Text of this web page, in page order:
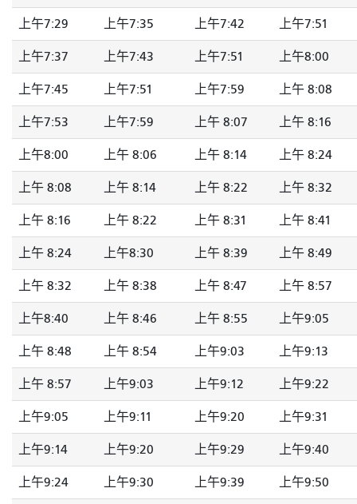
上午7:29 上午7:35 上午7:42 上午7:51
上午7:37 上午7:43 上午7:51 上午8:00
上午7:45 上午7:51 上午7:59 上午 8:08
上午7:53 上午7:59 上午 8:07 上午 8:16
上午8:00 上午 8:06 上午 8:14 上午 8:24
上午 8:08 上午 8:14 上午 8:22 上午 8:32
上午 8:16 上午 8:22 上午 8:31 上午 8:41
上午 8:24 上午8:30 上午 8:39 上午 8:49
上午 8:32 上午 8:38 上午 8:47 上午 8:57
上午8:40 上午 8:46 上午 8:55 上午9:05
上午 8:48 上午 8:54 上午9:03 上午9:13
上午 8:57 上午9:03 上午9:12 上午9:22
上午9:05 上午9:11 上午9:20 上午9:31
上午9:14 上午9:20 上午9:29 上午9:40
上午9:24 上午9:30 上午9:39 上午9:50